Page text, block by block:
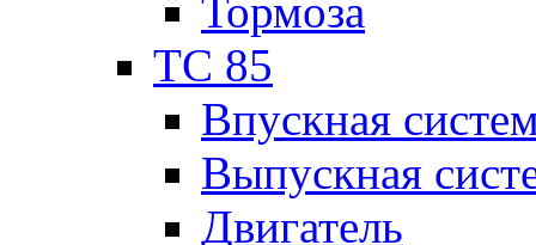
Тормоза
TC 85
Впускная
Выпускная
Двигатель